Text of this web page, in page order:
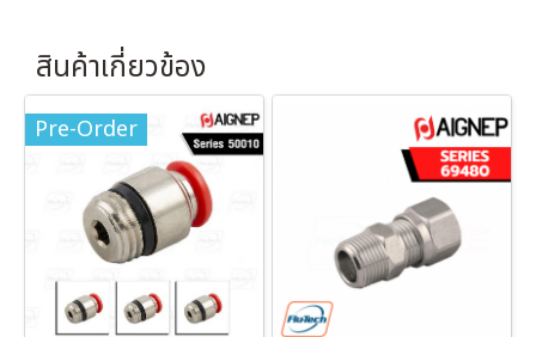
สินค้าเกี่ยวข้อง
Pre-Order